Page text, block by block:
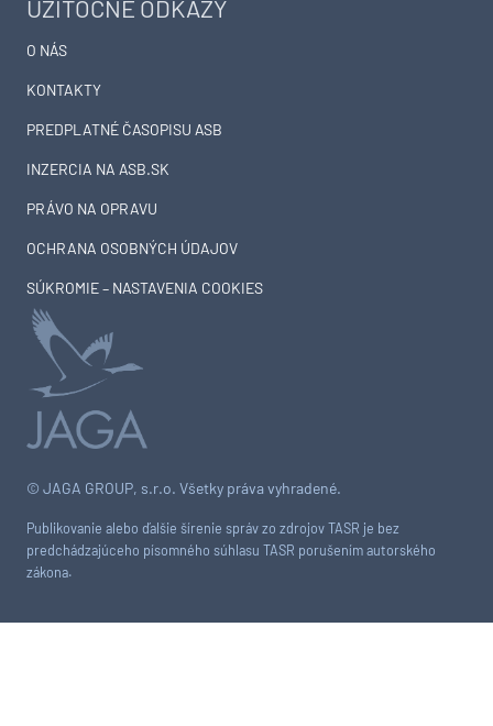
© JAGA GROUP, s.r.o. Všetky práva vyhradené.
Publikovanie alebo ďalšie šírenie správ zo zdrojov TASR je bez
predchádzajúceho písomného súhlasu TASR porušením autorského
zákona.
UŽITOČNÉ ODKAZY
O NÁS
KONTAKTY
PREDPLATNÉ ČASOPISU ASB
INZERCIA NA ASB.SK
PRÁVO NA OPRAVU
OCHRANA OSOBNÝCH ÚDAJOV
SÚKROMIE – NASTAVENIA COOKIES